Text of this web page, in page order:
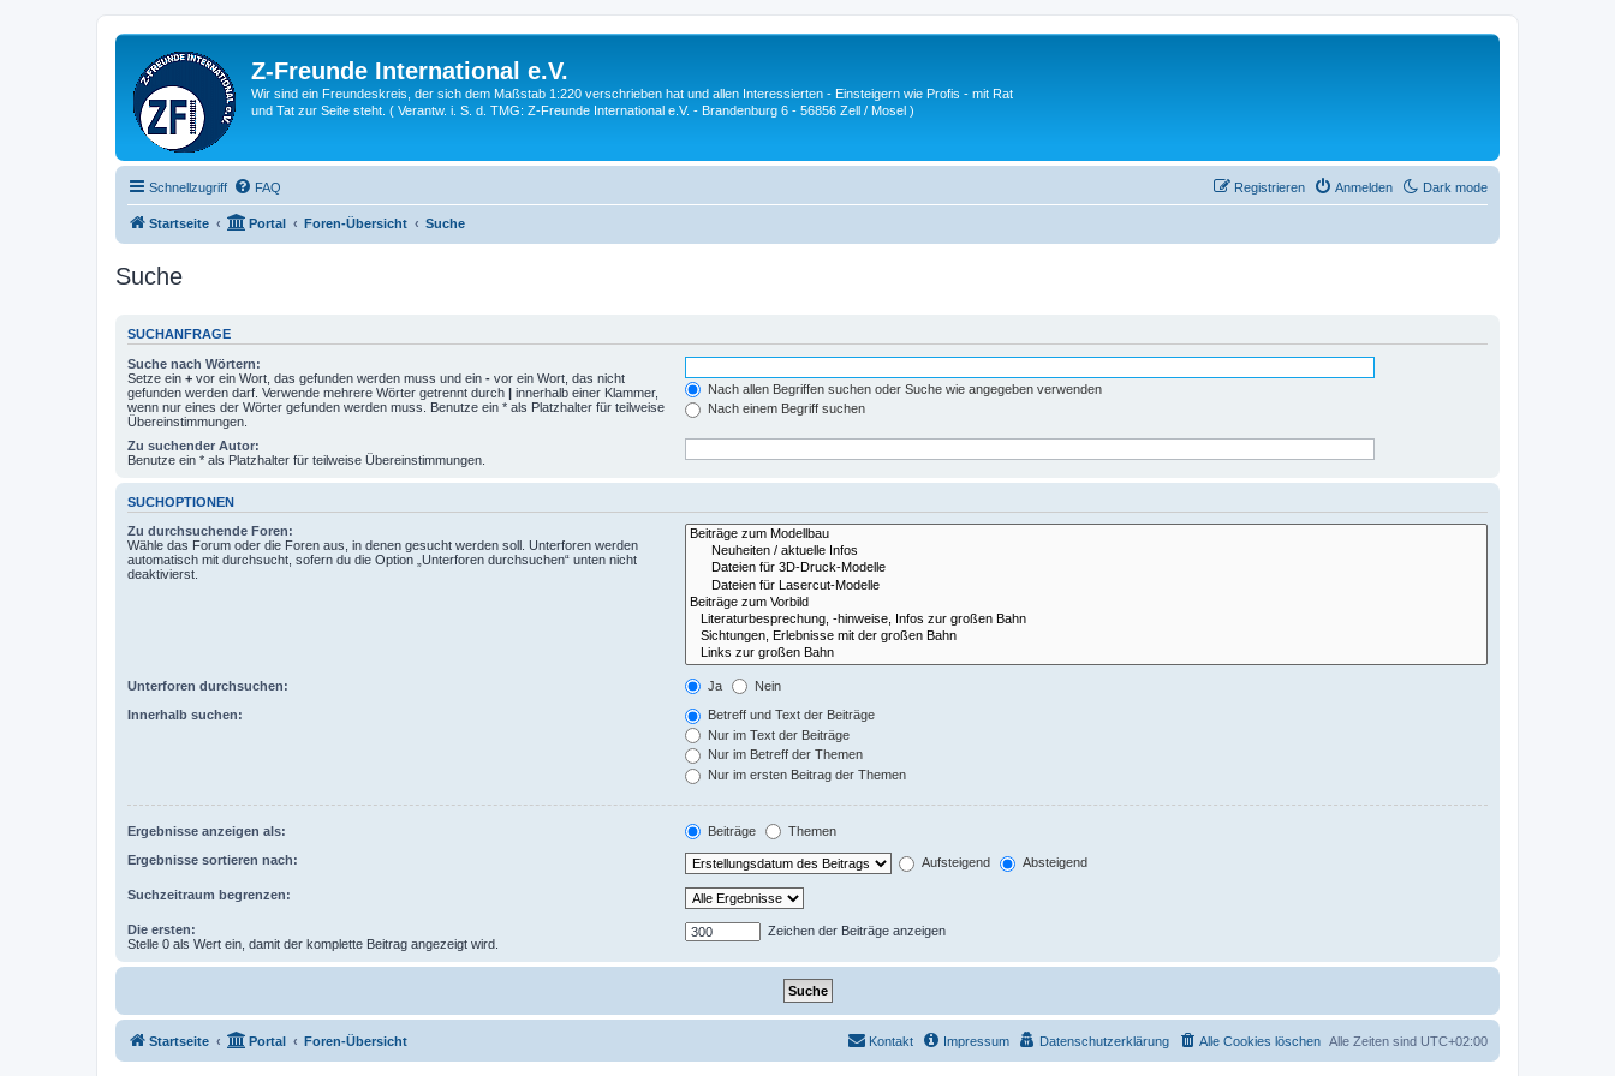
Z-Freunde International e.V.
Wir sind ein Freundeskreis, der sich dem Maßstab 1:220 verschrieben hat und allen Interessierten - Einsteigern wie Profis - mit Rat
und Tat zur Seite steht. ( Verantw. i. S. d. TMG: Z-Freunde International e.V. - Brandenburg 6 - 56856 Zell / Mosel )
Schnellzugriff Dark mode
FAQ Anmelden
Registrieren
Startseite Portal Foren-Übersicht Suche
Suche
SUCHANFRAGE
Suche nach Wörtern:
Setze ein + vor ein Wort, das gefunden werden muss und ein - vor ein Wort, das nicht
gefunden werden darf. Verwende mehrere Wörter getrennt durch | innerhalb einer Klammer,
wenn nur eines der Wörter gefunden werden muss. Benutze ein * als Platzhalter für teilweise
Übereinstimmungen.
Nach allen Begriffen suchen oder Suche wie angegeben verwenden
Nach einem Begriff suchen
Zu suchender Autor:
Benutze ein * als Platzhalter für teilweise Übereinstimmungen.
SUCHOPTIONEN
Zu durchsuchende Foren:
Wähle das Forum oder die Foren aus, in denen gesucht werden soll. Unterforen werden
automatisch mit durchsucht, sofern du die Option „Unterforen durchsuchen“ unten nicht
deaktivierst.
Unterforen durchsuchen: Ja Nein
Innerhalb suchen:
Betreff und Text der Beiträge
Nur im Text der Beiträge
Nur im Betreff der Themen
Nur im ersten Beitrag der Themen
Ergebnisse anzeigen als: Beiträge Themen
Ergebnisse sortieren nach: Aufsteigend Absteigend
Suchzeitraum begrenzen:
Die ersten:
Stelle 0 als Wert ein, damit der komplette Beitrag angezeigt wird.
Zeichen der Beiträge anzeigen
Startseite Portal Foren-Übersicht Alle Zeiten sind UTC+02:00
Alle Cookies löschen
Datenschutzerklärung
Impressum
Kontakt